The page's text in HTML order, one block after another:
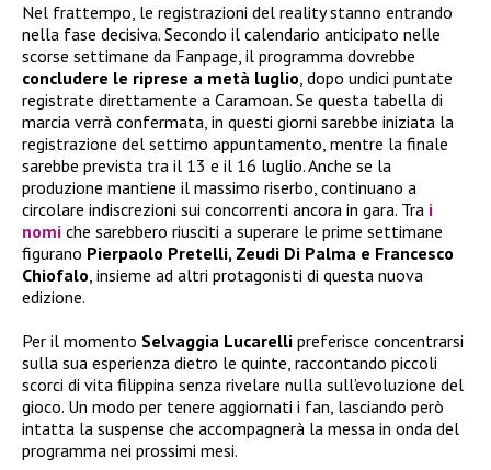
Nel frattempo, le registrazioni del reality stanno entrando
nella fase decisiva. Secondo il calendario anticipato nelle
scorse settimane da Fanpage, il programma dovrebbe
concludere le riprese a metà luglio, dopo undici puntate
registrate direttamente a Caramoan. Se questa tabella di
marcia verrà confermata, in questi giorni sarebbe iniziata la
registrazione del settimo appuntamento, mentre la finale
sarebbe prevista tra il 13 e il 16 luglio. Anche se la
produzione mantiene il massimo riserbo, continuano a
circolare indiscrezioni sui concorrenti ancora in gara. Tra i
nomi che sarebbero riusciti a superare le prime settimane
figurano Pierpaolo Pretelli, Zeudi Di Palma e Francesco
Chiofalo, insieme ad altri protagonisti di questa nuova
edizione.
Per il momento Selvaggia Lucarelli preferisce concentrarsi
sulla sua esperienza dietro le quinte, raccontando piccoli
scorci di vita filippina senza rivelare nulla sull’evoluzione del
gioco. Un modo per tenere aggiornati i fan, lasciando però
intatta la suspense che accompagnerà la messa in onda del
programma nei prossimi mesi.